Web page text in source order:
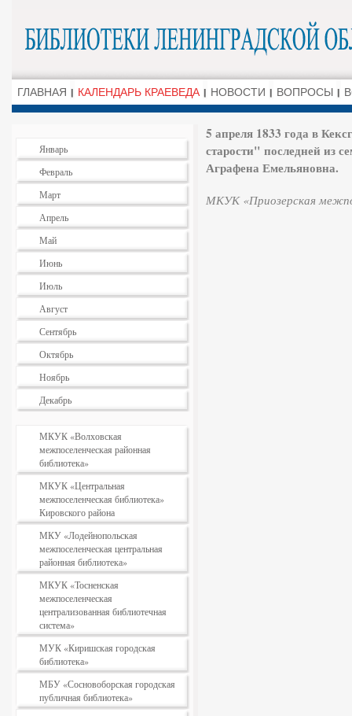
ГЛАВНАЯ КАЛЕНДАРЬ КРАЕВЕДА НОВОСТИ ВОПРОСЫ
Январь
Февраль
Март
Апрель
Май
Июнь
Июль
Август
Сентябрь
Октябрь
Ноябрь
Декабрь
МКУК «Волховская
межпоселенческая районная
библиотека»
МКУК «Центральная
межпоселенческая библиотека»
Кировского района
МКУ «Лодейнопольская
межпоселенческая центральная
районная библиотека»
МКУК «Тосненская
межпоселенческая
централизованная библиотечная
система»
МУК «Киришская городская
библиотека»
МБУ «Сосновоборская городская
публичная библиотека»
5 апреля 1833 года в
старости" последней из
Аграфена Емельяновна.
МКУК «Приозерская